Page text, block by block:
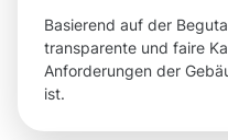
Basierend auf der
transparente und faire
Anforderungen der
ist.